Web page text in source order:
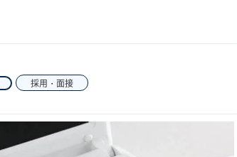
採用・面接